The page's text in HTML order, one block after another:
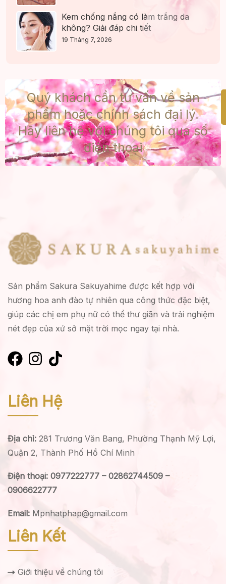
Kem chống nắng có làm trắng da
không? Giải đáp chi tiết
19 Tháng 7, 2026
Quý khách cần tư vấn về sản
phẩm hoặc chính sách đại lý.
Hãy liên hệ với chúng tôi qua số
điện thoại
Sản phẩm Sakura Sakuyahime được kết hợp với
hương hoa anh đào tự nhiên qua công thức đặc biệt,
giúp các chị em phụ nữ có thể thư giãn và trải nghiệm
nét đẹp của xứ sở mặt trời mọc ngay tại nhà.
Liên Hệ
Địa chỉ: 281 Trương Văn Bang, Phường Thạnh Mỹ Lợi,
Quận 2, Thành Phố Hồ Chí Minh
Điện thoại: 0977222777 – 02862744509 –
0906622777
Email: Mpnhatphap@gmail.com
Liên Kết
Giới thiệu về chúng tôi